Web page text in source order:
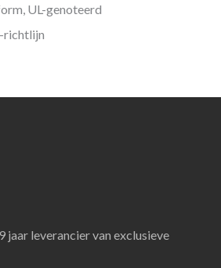
UL-genoteerd
richtlijn
jaar leverancier van exclusieve